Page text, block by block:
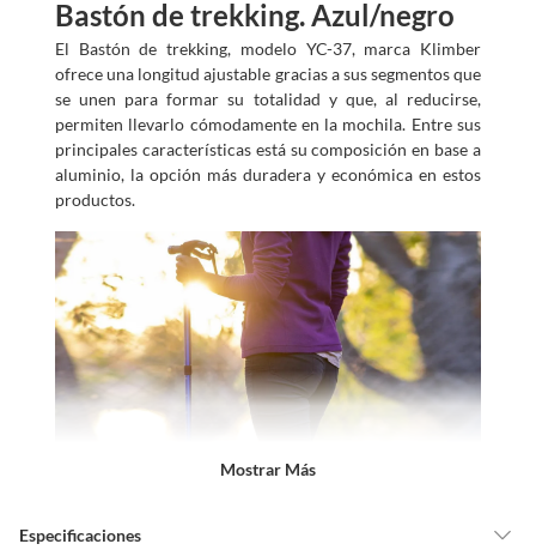
Bastón de trekking. Azul/negro
El Bastón de trekking, modelo YC-37, marca Klimber
ofrece una longitud ajustable gracias a sus segmentos que
se unen para formar su totalidad y que, al reducirse,
permiten llevarlo cómodamente en la mochila. Entre sus
principales características está su composición en base a
aluminio, la opción más duradera y económica en estos
productos.
Mostrar Más
Especificaciones